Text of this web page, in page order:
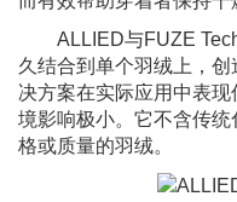
ALLIED与FUZE
久结合到单个羽绒上，
决方案在实际应用中表
境影响极小。它不含传
格或质量的羽绒。